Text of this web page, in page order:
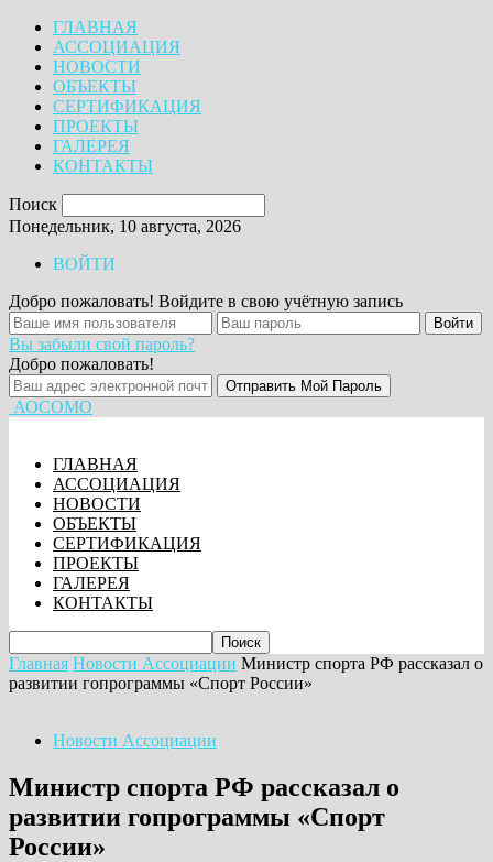
ГЛАВНАЯ
АССОЦИАЦИЯ
НОВОСТИ
ОБЪЕКТЫ
СЕРТИФИКАЦИЯ
ПРОЕКТЫ
ГАЛЕРЕЯ
КОНТАКТЫ
Поиск
Понедельник, 10 августа, 2026
ВОЙТИ
Добро пожаловать! Войдите в свою учётную запись
Вы забыли свой пароль?
Добро пожаловать!
АОСОМО
ГЛАВНАЯ
АССОЦИАЦИЯ
НОВОСТИ
ОБЪЕКТЫ
СЕРТИФИКАЦИЯ
ПРОЕКТЫ
ГАЛЕРЕЯ
КОНТАКТЫ
Главная Новости Ассоциации Министр спорта РФ рассказал о
развитии гопрограммы «Спорт России»
Новости Ассоциации
Министр спорта РФ рассказал о
развитии гопрограммы «Спорт
России»